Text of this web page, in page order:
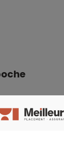
les,